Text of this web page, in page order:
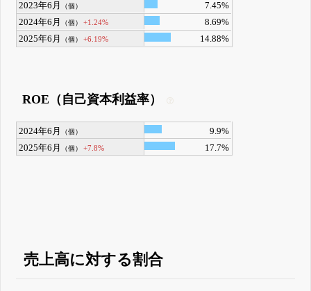
2023年6月 （個）
7.45%
2024年6月
（個） +1.24%
8.69%
2025年6月
（個） +6.19% 14.88%
ROE（自己資本利益率）
2024年6月 （個）
9.9%
2025年6月
（個） +7.8% 17.7%
売上高に対する割合